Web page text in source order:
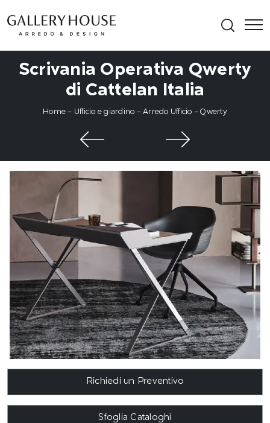
Scrivania Operativa Qwerty
di Cattelan Italia
Home - Ufficio e giardino -Arredo Ufficio -Qwerty
Richiedi un Preventivo
Sfoglia Cataloghi